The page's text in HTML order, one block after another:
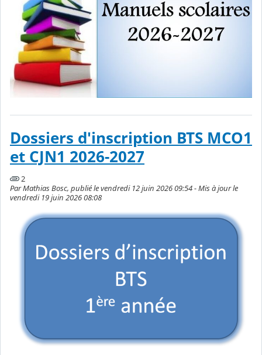
Dossiers d'inscription BTS MCO1
et CJN1 2026-2027
2
Par Mathias Bosc, publié le vendredi 12 juin 2026 09:54 - Mis à jour le
vendredi 19 juin 2026 08:08